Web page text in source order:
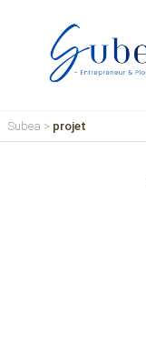
Subea > projet